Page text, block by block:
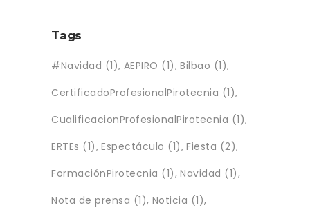
Tags
#Navidad (1) AEPIRO (1) Bilbao (1)
CertificadoProfesionalPirotecnia (1)
CualificacionProfesionalPirotecnia (1)
ERTEs (1) Espectáculo (1) Fiesta (2)
FormaciónPirotecnia (1) Navidad (1)
Nota de prensa (1) Noticia (1)